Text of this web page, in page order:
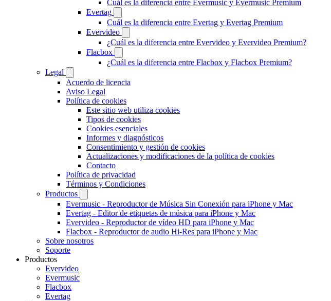
Cuál es la diferencia entre Evermusic y Evermusic Premium
Evertag
Cuál es la diferencia entre Evertag y Evertag Premium
Evervideo
¿Cuál es la diferencia entre Evervideo y Evervideo Premium?
Flacbox
¿Cuál es la diferencia entre Flacbox y Flacbox Premium?
Legal
Acuerdo de licencia
Aviso Legal
Política de cookies
Este sitio web utiliza cookies
Tipos de cookies
Cookies esenciales
Informes y diagnósticos
Consentimiento y gestión de cookies
Actualizaciones y modificaciones de la política de cookies
Contacto
Política de privacidad
Términos y Condiciones
Productos
Evermusic - Reproductor de Música Sin Conexión para iPhone y Mac
Evertag - Editor de etiquetas de música para iPhone y Mac
Evervideo - Reproductor de vídeo HD para iPhone y Mac
Flacbox - Reproductor de audio Hi-Res para iPhone y Mac
Sobre nosotros
Soporte
Productos
Evervideo
Evermusic
Flacbox
Evertag